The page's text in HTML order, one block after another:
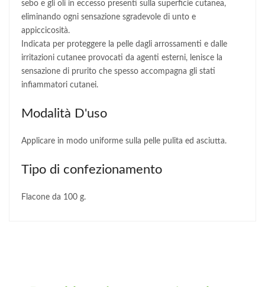
sebo e gli oli in eccesso presenti sulla superficie cutanea,
eliminando ogni sensazione sgradevole di unto e
appiccicosità.
Indicata per proteggere la pelle dagli arrossamenti e dalle
irritazioni cutanee provocati da agenti esterni, lenisce la
sensazione di prurito che spesso accompagna gli stati
infiammatori cutanei.
Modalità D'uso
Applicare in modo uniforme sulla pelle pulita ed asciutta.
Tipo di confezionamento
Flacone da 100 g.